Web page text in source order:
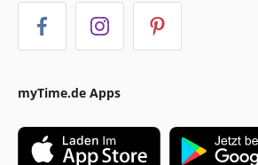
myTime.de Apps